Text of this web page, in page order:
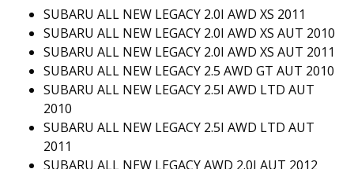
SUBARU ALL NEW LEGACY 2.0I AWD XS 2011
SUBARU ALL NEW LEGACY 2.0I AWD XS AUT 2010
SUBARU ALL NEW LEGACY 2.0I AWD XS AUT 2011
SUBARU ALL NEW LEGACY 2.5 AWD GT AUT 2010
SUBARU ALL NEW LEGACY 2.5I AWD LTD AUT
2010
SUBARU ALL NEW LEGACY 2.5I AWD LTD AUT
2011
SUBARU ALL NEW LEGACY AWD 2.0I AUT 2012